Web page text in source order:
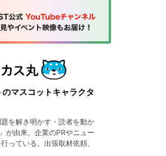
マスコットキャラクタ
を解き明かす・読者を動か
が由来。企業のPRやニュー
っている。出張取材依頼、